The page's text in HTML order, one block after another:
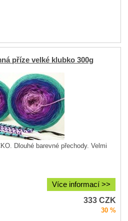
příze velké klubko 300g
Dlouhé barevné přechody. Velmi
Více informací >>
333CZK
30 %